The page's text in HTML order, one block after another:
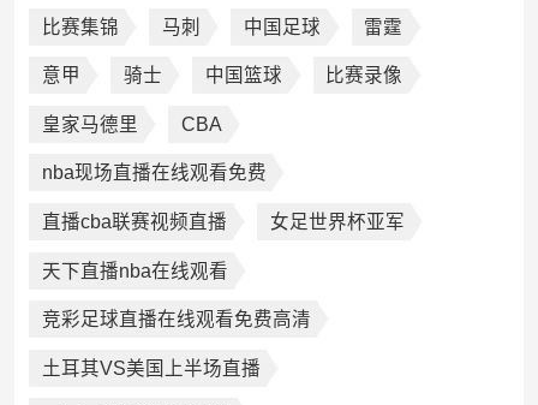
比赛集锦 马刺 中国足球 雷霆
意甲 骑士 中国篮球 比赛录像
皇家马德里 CBA
nba现场直播在线观看免费
直播cba联赛视频直播 女足世界杯亚军
天下直播nba在线观看
竞彩足球直播在线观看免费高清
土耳其VS美国上半场直播